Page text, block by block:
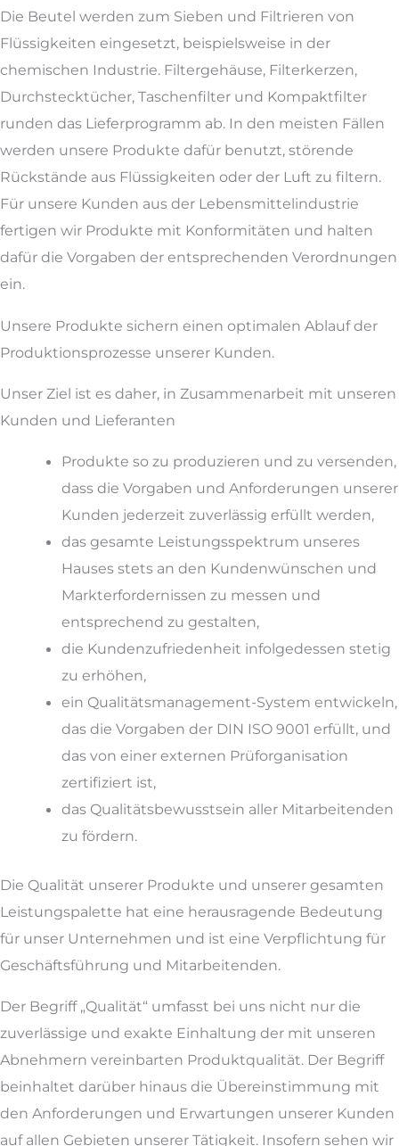
Die Beutel werden zum Sieben und Filtrieren von
Flüssigkeiten eingesetzt, beispielsweise in der
chemischen Industrie. Filtergehäuse, Filterkerzen,
Durchstecktücher, Taschenfilter und Kompaktfilter
runden das Lieferprogramm ab. In den meisten Fällen
werden unsere Produkte dafür benutzt, störende
Rückstände aus Flüssigkeiten oder der Luft zu filtern.
Für unsere Kunden aus der Lebensmittelindustrie
fertigen wir Produkte mit Konformitäten und halten
dafür die Vorgaben der entsprechenden Verordnungen
ein.
Unsere Produkte sichern einen optimalen Ablauf der
Produktionsprozesse unserer Kunden.
Unser Ziel ist es daher, in Zusammenarbeit mit unseren
Kunden und Lieferanten
Produkte so zu produzieren und zu versenden,
dass die Vorgaben und Anforderungen unserer
Kunden jederzeit zuverlässig erfüllt werden,
das gesamte Leistungsspektrum unseres
Hauses stets an den Kundenwünschen und
Markterfordernissen zu messen und
entsprechend zu gestalten,
die Kundenzufriedenheit infolgedessen stetig
zu erhöhen,
ein Qualitätsmanagement-System entwickeln,
das die Vorgaben der DIN ISO 9001 erfüllt, und
das von einer externen Prüforganisation
zertifiziert ist,
das Qualitätsbewusstsein aller Mitarbeitenden
zu fördern.
Die Qualität unserer Produkte und unserer gesamten
Leistungspalette hat eine herausragende Bedeutung
für unser Unternehmen und ist eine Verpflichtung für
Geschäftsführung und Mitarbeitenden.
Der Begriff „Qualität“ umfasst bei uns nicht nur die
zuverlässige und exakte Einhaltung der mit unseren
Abnehmern vereinbarten Produktqualität. Der Begriff
beinhaltet darüber hinaus die Übereinstimmung mit
den Anforderungen und Erwartungen unserer Kunden
auf allen Gebieten unserer Tätigkeit. Insofern sehen wir